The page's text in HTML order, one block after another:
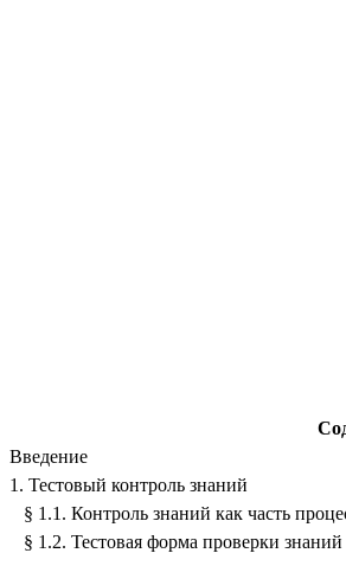
стаж
1. Тестовый
§ 1.1. Контроль знаний
§ 1.2. Тестовая